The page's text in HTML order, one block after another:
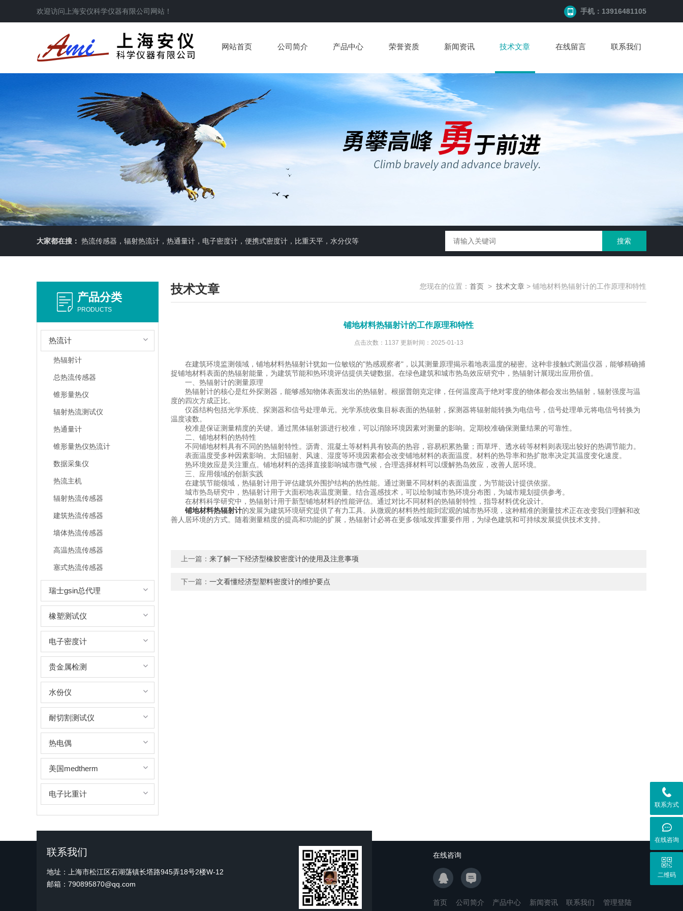
欢迎访问 上海安仪科学仪器有限公司 网站！ 手机：13916481105
网站首页 公司简介 产品中心 荣誉资质 新闻资讯 技术文章 在线留言 联系我们
大家都在搜： 热流传感器，辐射热流计，热通量计，电子密度计，便携式密度计，比重天平，水分仪等
产品分类
PRODUCTS
热流计
热辐射计
总热流传感器
锥形量热仪
辐射热流测试仪
热通量计
锥形量热仪热流计
数据采集仪
热流主机
辐射热流传感器
建筑热流传感器
墙体热流传感器
高温热流传感器
塞式热流传感器
瑞士gsin总代理
橡塑测试仪
电子密度计
贵金属检测
水份仪
耐切割测试仪
热电偶
美国medtherm
电子比重计
技术文章 您现在的位置： 首页 > 技术文章 > 铺地材料热辐射计的工作原理和特性
铺地材料热辐射计的工作原理和特性
点击次数：1137 更新时间：2025-01-13
在建筑环境监测领域，铺地材料热辐射计犹如一位敏锐的"热感观察者"，以其测量原理揭示着地表温度的秘密。这种非接触式测温仪器，能够精确捕
捉铺地材料表面的热辐射能量，为建筑节能和热环境评估提供关键数据。在绿色建筑和城市热岛效应研究中，热辐射计展现出应用价值。
一、热辐射计的测量原理
热辐射计的核心是红外探测器，能够感知物体表面发出的热辐射。根据普朗克定律，任何温度高于绝对零度的物体都会发出热辐射，辐射强度与温
度的四次方成正比。
仪器结构包括光学系统、探测器和信号处理单元。光学系统收集目标表面的热辐射，探测器将辐射能转换为电信号，信号处理单元将电信号转换为
温度读数。
校准是保证测量精度的关键。通过黑体辐射源进行校准，可以消除环境因素对测量的影响。定期校准确保测量结果的可靠性。
二、铺地材料的热特性
不同铺地材料具有不同的热辐射特性。沥青、混凝土等材料具有较高的热容，容易积累热量；而草坪、透水砖等材料则表现出较好的热调节能力。
表面温度受多种因素影响。太阳辐射、风速、湿度等环境因素都会改变铺地材料的表面温度。材料的热导率和热扩散率决定其温度变化速度。
热环境效应是关注重点。铺地材料的选择直接影响城市微气候，合理选择材料可以缓解热岛效应，改善人居环境。
三、应用领域的创新实践
在建筑节能领域，热辐射计用于评估建筑外围护结构的热性能。通过测量不同材料的表面温度，为节能设计提供依据。
城市热岛研究中，热辐射计用于大面积地表温度测量。结合遥感技术，可以绘制城市热环境分布图，为城市规划提供参考。
在材料科学研究中，热辐射计用于新型铺地材料的性能评估。通过对比不同材料的热辐射特性，指导材料优化设计。
铺地材料热辐射计的发展为建筑环境研究提供了有力工具。从微观的材料热性能到宏观的城市热环境，这种精准的测量技术正在改变我们理解和改
善人居环境的方式。随着测量精度的提高和功能的扩展，热辐射计必将在更多领域发挥重要作用，为绿色建筑和可持续发展提供技术支持。
上一篇： 来了解一下经济型橡胶密度计的使用及注意事项
下一篇： 一文看懂经济型塑料密度计的维护要点
联系我们
地址：上海市松江区石湖荡镇长塔路945弄18号2楼W-12
邮箱：790895870@qq.com
在线咨询
首页 公司简介 产品中心 新闻资讯 联系我们 管理登陆
联系方式
在线咨询
二维码